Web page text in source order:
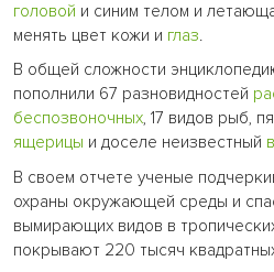
головой и синим телом и
менять цвет кожи и глаз.
В общей сложности
пополнили 67 разновидностей
беспозвоночных, 17 видов рыб,
ящерицы и доселе неизвестный
В своем отчете ученые
охраны окружающей среды и
вымирающих видов в
покрывают 220 тысяч